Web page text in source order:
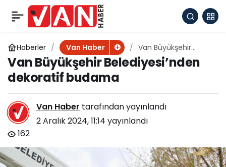
Haberler Van Haber
Van Büyükşehir
Belediyesi’nden
dekoratif budama
Van Büyükşehir Belediyesi’nden
dekoratif budama
Van Haber tarafından yayınlandı
2 Aralık 2024, 11:14 yayınlandı
162
Van’dan İzmir’e hasta
nakli yapıldı
Paylaş